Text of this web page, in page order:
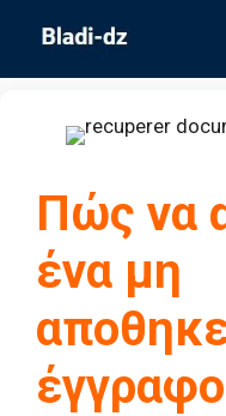
περιεχόμενο
Πώς να
ένα μη